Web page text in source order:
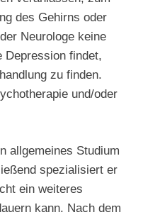
des Gehirns oder
Neurologe keine
Depression findet,
zu finden.
und/oder
allgemeines Studium
spezialisiert er
ein weiteres
kann. Nach dem